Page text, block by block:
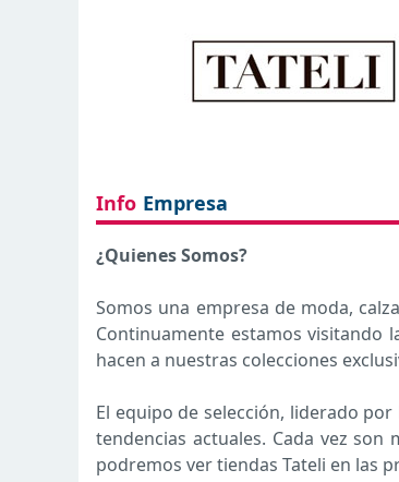
Info Empresa
¿Quienes Somos?
Somos una empresa de moda,
Continuamente estamos visitando
hacen a nuestras colecciones
El equipo de selección, liderado
tendencias actuales. Cada vez
podremos ver tiendas Tateli en las